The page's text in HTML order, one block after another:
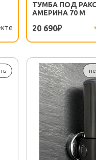
ТУМБА ПОД
АМЕРИНА 70 М
20 690₽